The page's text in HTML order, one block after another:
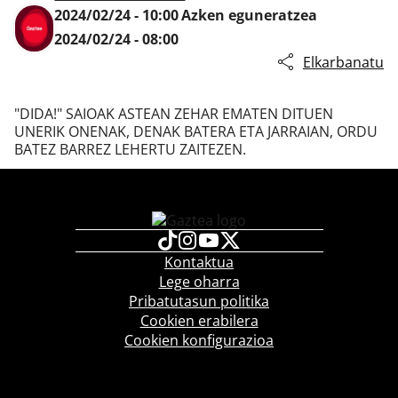
2024/02/24 - 10:00Azken eguneratzea
2024/02/24 - 08:00
Elkarbanatu
"DIDA!" SAIOAK ASTEAN ZEHAR EMATEN DITUEN
UNERIK ONENAK, DENAK BATERA ETA JARRAIAN, ORDU
BATEZ BARREZ LEHERTU ZAITEZEN.
Kontaktua
Lege oharra
Pribatutasun politika
Cookien erabilera
Cookien konfigurazioa